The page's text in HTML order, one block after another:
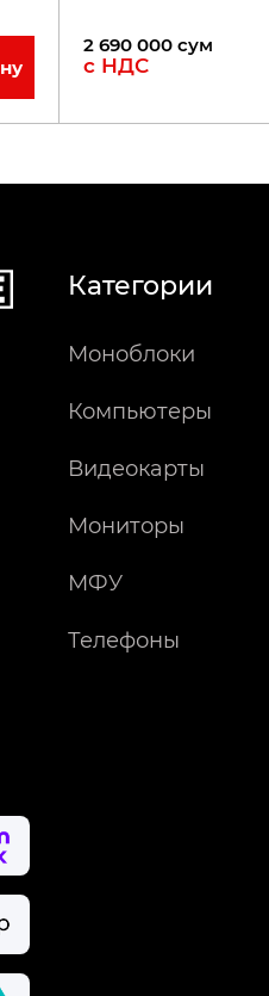
2 690 000 сум
с НДС
Категории
Моноблоки
Компьютеры
Видеокарты
Мониторы
МФУ
Телефоны